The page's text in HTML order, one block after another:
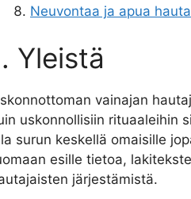
Neuvontaa ja apua
Yleistä
vainajan
uskonnollisiin rituaaleihin
surun keskellä omaisille
esille tietoa,
järjestämistä.